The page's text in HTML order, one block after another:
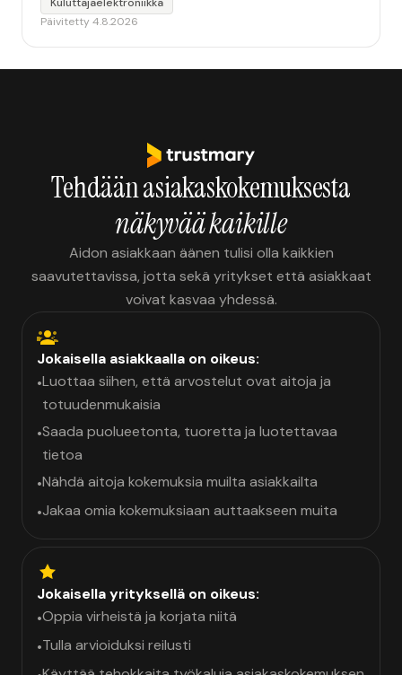
yhteydenottoa kuulu. Ensimmäinen ja viimeinen kerta
Päivitetty 4.8.2026
Tehdään asiakaskokemuksesta
näkyvää kaikille
Aidon asiakkaan äänen tulisi olla kaikkien
saavutettavissa, jotta sekä yritykset että asiakkaat
voivat kasvaa yhdessä.
Jokaisella asiakkaalla on oikeus:
•Luottaa siihen, että arvostelut ovat aitoja ja
totuudenmukaisia
•Saada puolueetonta, tuoretta ja luotettavaa
tietoa
•Nähdä aitoja kokemuksia muilta asiakkailta
•Jakaa omia kokemuksiaan auttaakseen muita
Jokaisella yrityksellä on oikeus:
•Oppia virheistä ja korjata niitä
•Tulla arvioiduksi reilusti